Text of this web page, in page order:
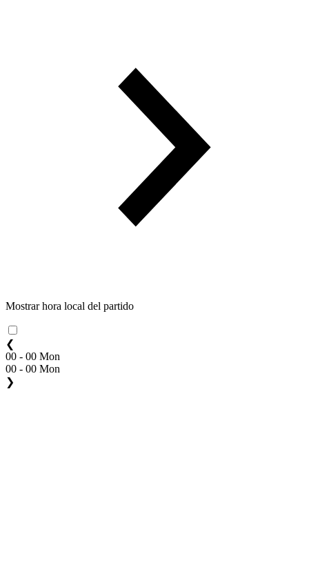
Mostrar hora local del partido
❮
00 - 00 Mon
00 - 00 Mon
❯